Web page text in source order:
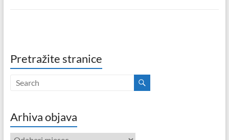
Pretražite stranice
Arhiva objava
Arhiva